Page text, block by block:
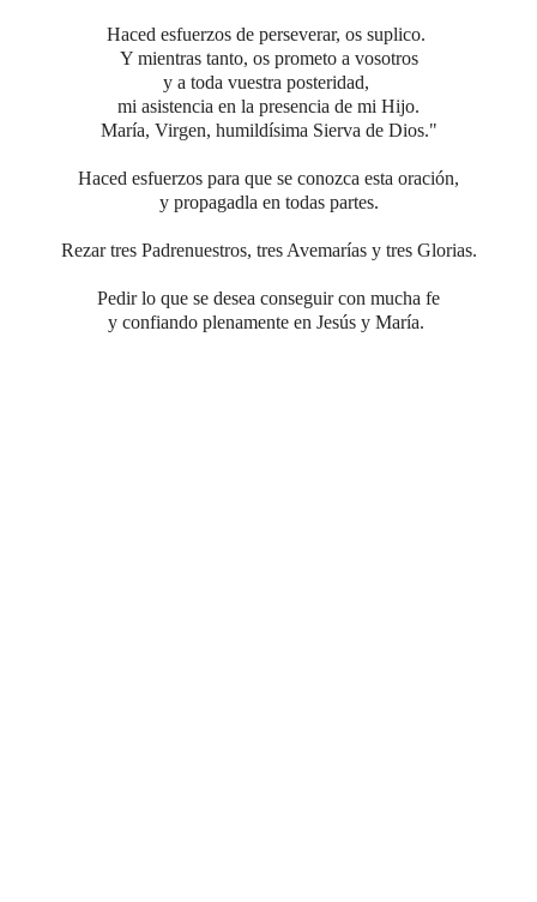
Haced esfuerzos de perseverar, os suplico.
Y mientras tanto, os prometo a vosotros
y a toda vuestra posteridad,
mi asistencia en la presencia de mi Hijo.
María, Virgen, humildísima Sierva de Dios."
Haced esfuerzos para que se conozca esta oración,
y propagadla en todas partes.
Rezar tres Padrenuestros, tres Avemarías y tres Glorias.
Pedir lo que se desea conseguir con mucha fe
y confiando plenamente en Jesús y María.